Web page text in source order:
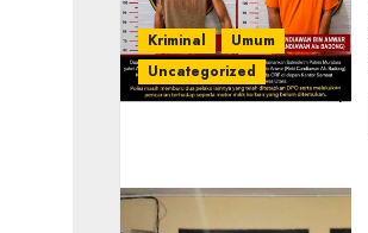
Kriminal
Umum
Uncategorized